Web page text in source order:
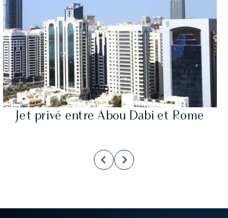
Jet privé entre Abou Dabi et Rome